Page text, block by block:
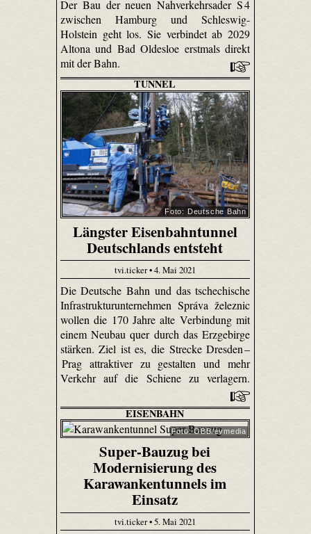
Der Bau der neuen Nahverkehrsader S 4
zwischen Hamburg und Schleswig-
Holstein geht los. Sie verbindet ab 2029
Altona und Bad Oldesloe erstmals direkt
mit der Bahn.
TUNNEL
Foto: Deutsche Bahn
Längster Eisenbahntunnel
Deutschlands entsteht
tvi.ticker • 4. Mai 2021
Die Deutsche Bahn und das tschechische
Infrastrukturunternehmen Správa železnic
wollen die 170 Jahre alte Verbindung mit
einem Neubau quer durch das Erzgebirge
stärken. Ziel ist es, die Strecke Dresden –
Prag attraktiver zu gestalten und mehr
Verkehr auf die Schiene zu verlagern.
EISENBAHN
Foto: ÖBB/evmedia
Super-Bauzug bei
Modernisierung des
Karawankentunnels im
Einsatz
tvi.ticker • 5. Mai 2021